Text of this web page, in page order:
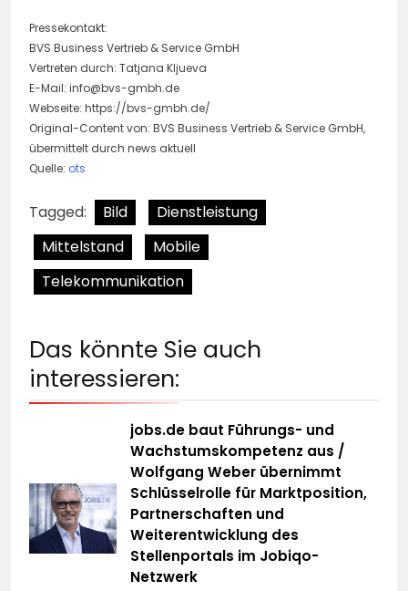
Pressekontakt:
BVS Business Vertrieb & Service GmbH
Vertreten durch: Tatjana Kljueva
E-Mail: info@bvs-gmbh.de
Webseite: https://bvs-gmbh.de/
Original-Content von: BVS Business Vertrieb & Service GmbH,
übermittelt durch news aktuell
Quelle: ots
Tagged: Bild
Dienstleistung
Mittelstand
Mobile
Telekommunikation
Das könnte Sie auch
interessieren:
jobs.de baut Führungs- und
Wachstumskompetenz aus /
Wolfgang Weber übernimmt
Schlüsselrolle für Marktposition,
Partnerschaften und
Weiterentwicklung des
Stellenportals im Jobiqo-
Netzwerk